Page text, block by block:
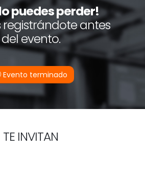
puedes perder!
registrándote antes
del evento.
Evento terminado
TE INVITAN